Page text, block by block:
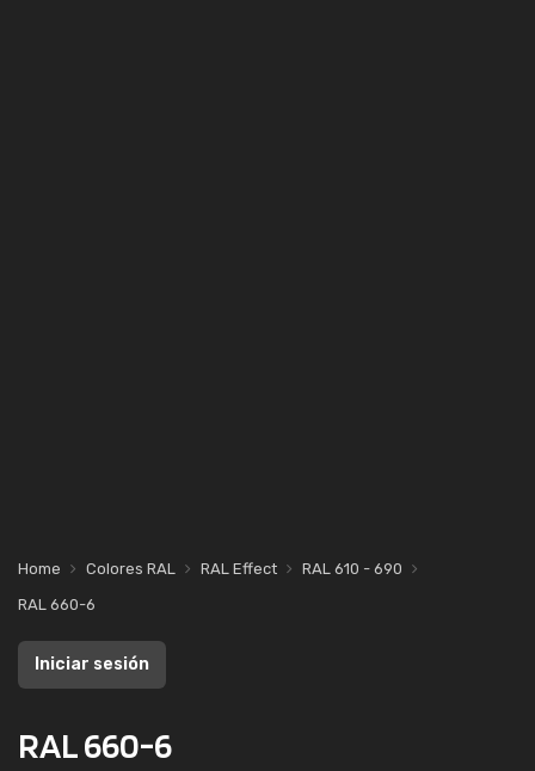
Home Colores RAL RAL Effect
RAL 610 - 690
RAL 660-6
Iniciar sesión
RAL 660-6